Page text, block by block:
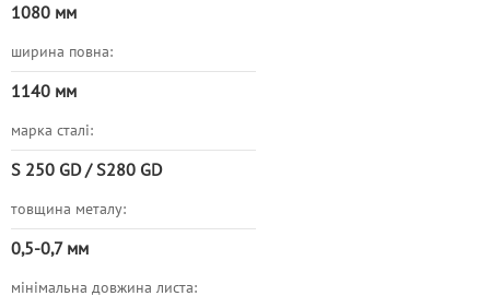
1080 мм
ширина повна:
1140 мм
марка сталі:
S 250 GD / S280 GD
товщина металу:
0,5-0,7 мм
мінімальна довжина листа: